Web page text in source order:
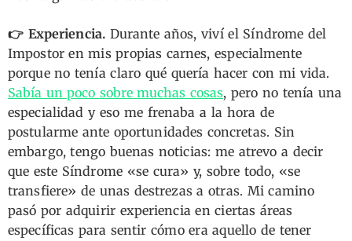
👉 Experiencia. Durante años, viví el Síndrome del
Impostor en mis propias carnes, especialmente
porque no tenía claro qué quería hacer con mi vida.
Sabía un poco sobre muchas cosas, pero no tenía una
especialidad y eso me frenaba a la hora de
postularme ante oportunidades concretas. Sin
embargo, tengo buenas noticias: me atrevo a decir
que este Síndrome «se cura» y, sobre todo, «se
transfiere» de unas destrezas a otras. Mi camino
pasó por adquirir experiencia en ciertas áreas
específicas para sentir cómo era aquello de tener